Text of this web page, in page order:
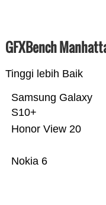
GFXBench
Tinggi lebih Baik
Nokia 6
Honor View 20
Samsung Galaxy
S10+